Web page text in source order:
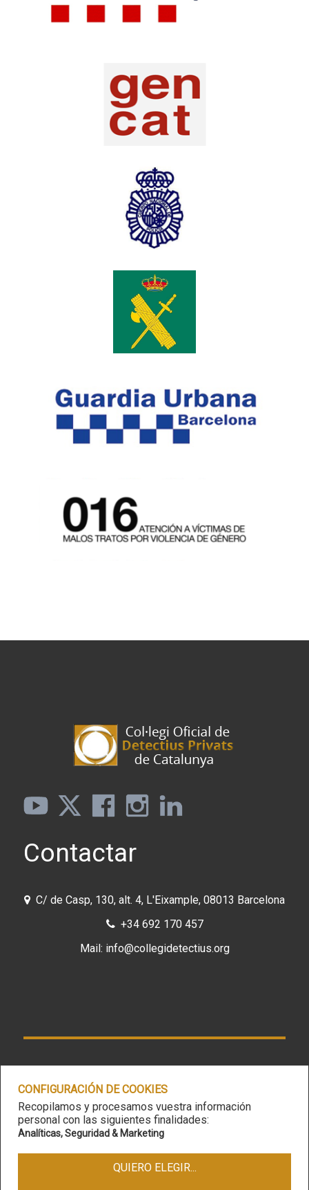
Contactar
C/ de Casp, 130, alt. 4, L'Eixample, 08013 Barcelona
+34 692 170 457
Mail: info@collegidetectius.org
Aviso legal- Política de privacidad
cookies
Copyright 2024
CONFIGURACIÓN DE COOKIES
Recopilamos y procesamos vuestra información
personal con las siguientes finalidades:
Analíticas, Seguridad & Marketing
QUIERO ELEGIR...